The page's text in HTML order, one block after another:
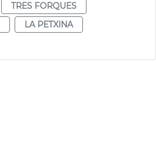
TRES FORQUES
LA PETXINA